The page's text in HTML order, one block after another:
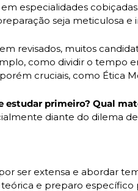
em especialidades
seja meticulosa e
como dividir o tempo
cruciais, como Ética
estudar primeiro? Qual
diante do dilema
ser extensa e abordar
e preparo específico